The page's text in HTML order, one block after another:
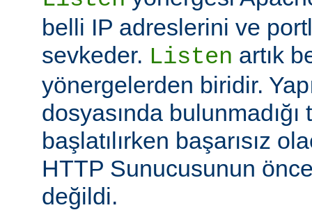
belli IP adreslerini ve
sevkeder. Listen artık
yönergelerden biridir.
dosyasında
başlatılırken başarısız
HTTP Sunucusunun
değildi.